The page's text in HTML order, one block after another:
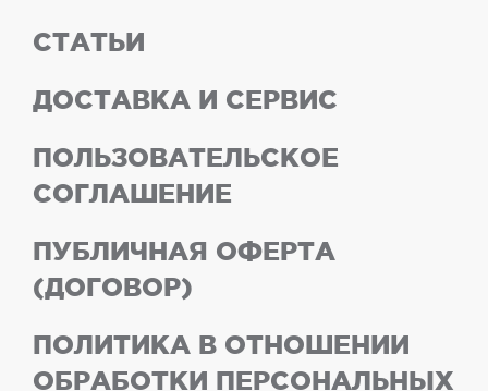
СТАТЬИ
ДОСТАВКА И СЕРВИС
ПОЛЬЗОВАТЕЛЬСКОЕ
СОГЛАШЕНИЕ
ПУБЛИЧНАЯ ОФЕРТА
(ДОГОВОР)
ПОЛИТИКА В ОТНОШЕНИИ
ОБРАБОТКИ ПЕРСОНАЛЬНЫХ